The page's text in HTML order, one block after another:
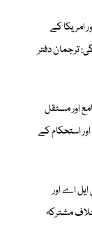
امریکا کے
ترجمان دفتر
اور مستقل
استحکام کے
ایل اے اور
مشترکہ